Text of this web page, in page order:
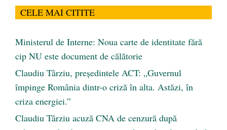
CELE MAI CITITE
Ministerul de Interne: Noua carte de identitate fără
cip NU este document de călătorie
Claudiu Târziu, președintele ACT: „Guvernul
împinge România dintr-o criză în alta. Astăzi, în
criza energiei.”
Claudiu Târziu acuză CNA de cenzură după